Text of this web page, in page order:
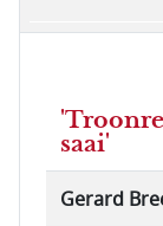
saai'
Gerard